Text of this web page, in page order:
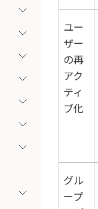
ユー
ザー
の再
アク
ティ
ブ化
グル
ープ